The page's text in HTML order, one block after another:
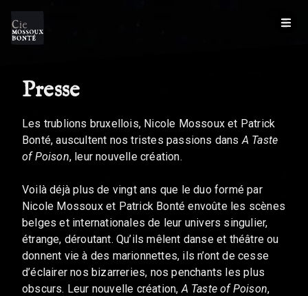
Presse
Les trublions bruxellois, Nicole Mossoux et Patrick
Bonté, auscultent nos tristes passions dansA Taste
of Poison, leur nouvelle création.
Voilà déjà plus de vingt ans que le duo formé par
Nicole Mossoux et Patrick Bonté envoûte les scènes
belges et internationales de leur univers singulier,
étrange, déroutant. Qu’ils mêlent danse et théâtre ou
donnent vie à des marionnettes, ils n’ont de cesse
d’éclairer nos bizarreries, nos penchants les plus
obscurs. Leur nouvelle création,A Taste of Poison,